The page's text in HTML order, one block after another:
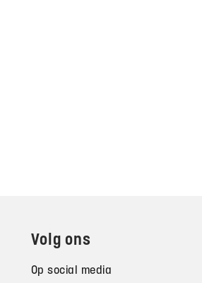
Volg ons
Op social media